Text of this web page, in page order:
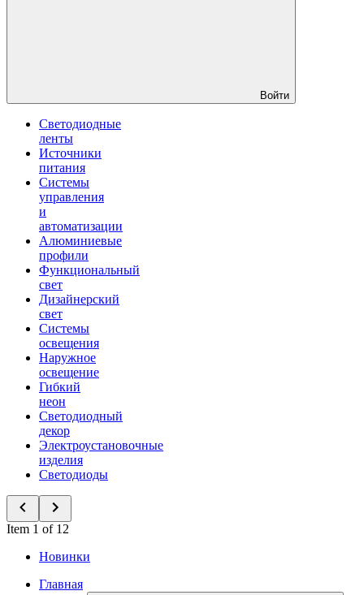
Войти
Светодиодные
ленты
Источники
питания
Системы
управления
и
автоматизации
Алюминиевые
профили
Функциональный
свет
Дизайнерский
свет
Системы
освещения
Наружное
освещение
Гибкий
неон
Светодиодный
декор
Электроустановочные
изделия
Светодиоды
Item 1 of 12
Новинки
Главная